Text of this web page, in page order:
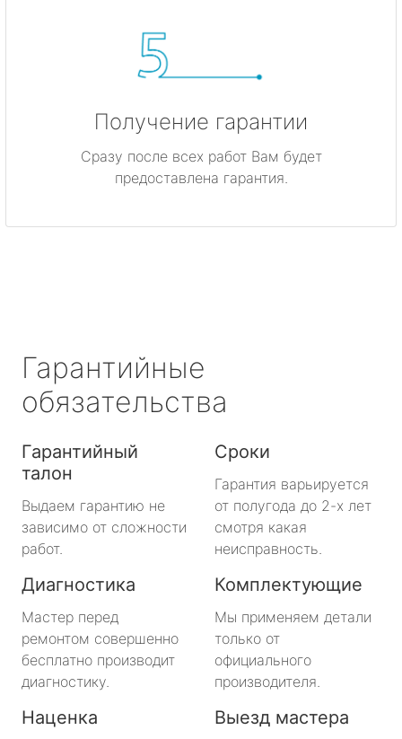
Получение гарантии
Сразу после всех работ Вам будет
предоставлена гарантия.
Гарантийные
обязательства
Гарантийный
талон
Выдаем гарантию не
зависимо от сложности
работ.
Сроки
Гарантия варьируется
от полугода до 2-х лет
смотря какая
неисправность.
Диагностика
Мастер перед
ремонтом совершенно
бесплатно производит
диагностику.
Комплектующие
Мы применяем детали
только от
официального
производителя.
Наценка Выезд мастера